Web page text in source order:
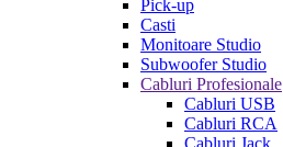
Pick-up
Casti
Monitoare Studio
Subwoofer Studio
Cabluri Profesionale
Cabluri USB
Cabluri RCA
Cabluri Jack